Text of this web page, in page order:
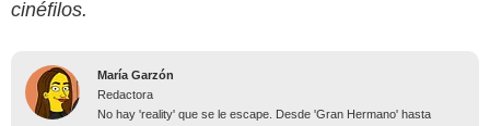
cinéfilos.
María Garzón
Redactora
No hay 'reality' que se le escape. Desde 'Gran Hermano' hasta